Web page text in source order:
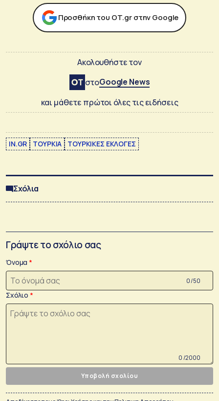
Προσθήκη του ΟΤ.gr στην Google
Ακολουθήστε τον
στοGoogle News
και μάθετε πρώτοι όλες τις ειδήσεις
IN.GR ΤΟΥΡΚΙΑ ΤΟΥΡΚΙΚΕΣ ΕΚΛΟΓΕΣ
Σχόλια
Γράψτε το σχόλιο σας
Όνομα
0 /50
Σχόλιο
0 /2000
Υποβολή σχολίου